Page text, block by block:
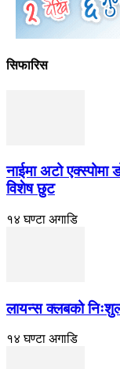
सिफारिस
नाईमा अटो
विशेष छुट
१४ घण्टा अगाडि
लायन्स क्लबको
१४ घण्टा अगाडि